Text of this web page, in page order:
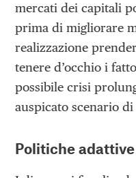
mercati dei capitali
prima di migliorare
realizzazione
tenere d’occhio i
possibile crisi
auspicato scenario
Politiche